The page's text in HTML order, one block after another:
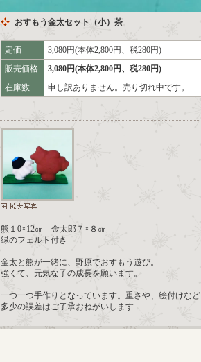
おすもう金太セット（小）茶
定価
3,080円(本体2,800円、税280円)
販売価格
3,080円(本体2,800円、税280円)
在庫数
申し訳ありません。売り切れ中です。
熊１0×12㎝ 金太郎７×８㎝
緑のフェルト付き
金太と熊が一緒に、野原でおすもう遊び。
強くて、元気な子の成長を願います。
一つ一つ手作りとなっています。重さや、絵付けなど
多少の誤差はご了承おねがいします